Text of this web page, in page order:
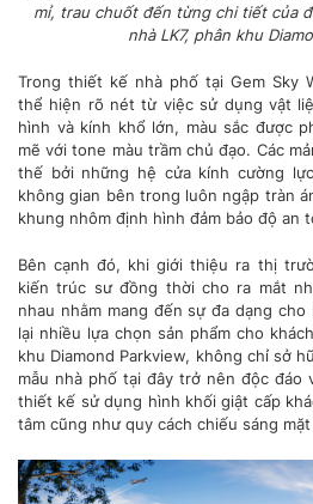
mỉ, trau chuốt đến từng chi tiết của
nhà LK7, phân khu
Trong thiết kế nhà phố tại Gem Sky
thể hiện rõ nét từ việc sử dụng vật
hình và kính khổ lớn, màu sắc được
mẽ với tone màu trầm chủ đạo. Các
thế bởi những hệ cửa kính cường
không gian bên trong luôn ngập tràn
khung nhôm định hình đảm bảo độ an
Bên cạnh đó, khi giới thiệu ra thị
kiến trúc sư đồng thời cho ra mắt
nhau nhằm mang đến sự đa dạng
lại nhiều lựa chọn sản phẩm cho
khu Diamond Parkview, không chỉ sở
mẫu nhà phố tại đây trở nên độc
thiết kế sử dụng hình khối giật cấp
tâm cũng như quy cách chiếu sáng